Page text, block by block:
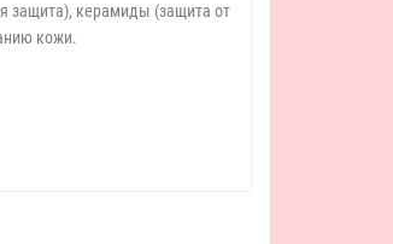
защита), керамиды (защита от
кожи.